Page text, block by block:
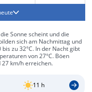
Sonne scheint und die
sich am Nachmittag und
zu 32°C. In der Nacht gibt
von 27°C. Böen
27 km/h erreichen.
11 h